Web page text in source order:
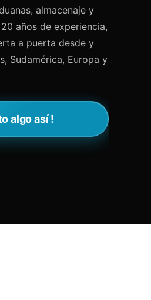
almacenaje y
años de experiencia,
a puerta desde y
Sudamérica, Europa y
algo así !